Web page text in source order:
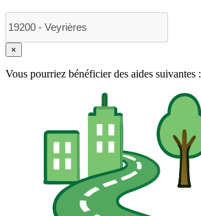
×
Vous pourriez bénéficier des aides suivantes :